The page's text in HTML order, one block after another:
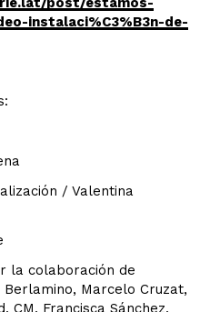
instalaci%C3%B3n-de-
/ Valentina
la colaboración de
Marcelo Cruzat,
CM, Francisca Sánchez,